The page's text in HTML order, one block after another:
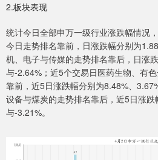
2.板块表现
统计今日全部申万一级行业涨跌幅情况
今日走势排名靠前，日涨跌幅分别为
机、电子与传媒的走势排名靠后，日涨
与-2.64%；近5个交易日医药生物、有
靠前，近5日涨跌幅分别为8.48%、
设备与煤炭的走势排名靠后，近5日涨
与-3.21%。